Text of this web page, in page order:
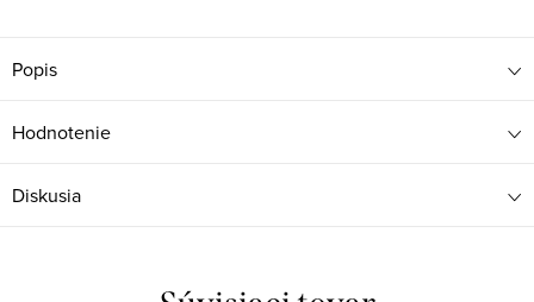
Popis
Hodnotenie
Diskusia